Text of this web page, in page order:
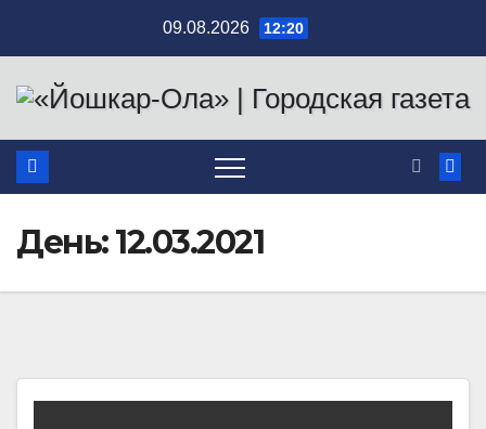
содержимому
09.08.2026 12:20
День:12.03.2021